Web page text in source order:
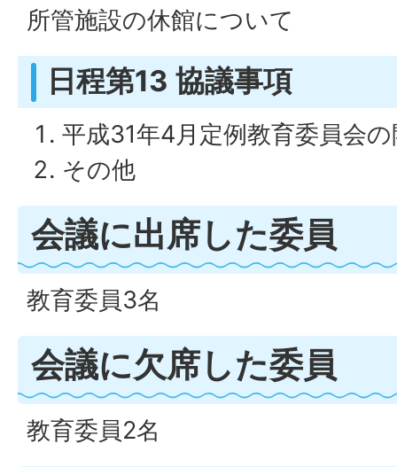
所管施設の休館について
日程第13 協議事項
平成31年4月定例教育委員会
その他
会議に出席した委員
教育委員3名
会議に欠席した委員
教育委員2名